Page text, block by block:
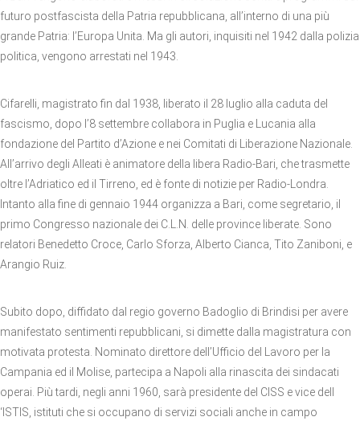
futuro postfascista della Patria repubblicana, all’interno di una più
grande Patria: l’Europa Unita. Ma gli autori, inquisiti nel 1942 dalla polizia
politica, vengono arrestati nel 1943.
Cifarelli, magistrato fin dal 1938, liberato il 28 luglio alla caduta del
fascismo, dopo l’8 settembre collabora in Puglia e Lucania alla
fondazione del Partito d’Azione e nei Comitati di Liberazione Nazionale.
All’arrivo degli Alleati è animatore della libera Radio-Bari, che trasmette
oltre l’Adriatico ed il Tirreno, ed è fonte di notizie per Radio-Londra.
Intanto alla fine di gennaio 1944 organizza a Bari, come segretario, il
primo Congresso nazionale dei C.L.N. delle province liberate. Sono
relatori Benedetto Croce, Carlo Sforza, Alberto Cianca, Tito Zaniboni, e
Arangio Ruiz.
Subito dopo, diffidato dal regio governo Badoglio di Brindisi per avere
manifestato sentimenti repubblicani, si dimette dalla magistratura con
motivata protesta. Nominato direttore dell’Ufficio del Lavoro per la
Campania ed il Molise, partecipa a Napoli alla rinascita dei sindacati
operai. Più tardi, negli anni 1960, sarà presidente del CISS e vice dell
‘ISTIS, istituti che si occupano di servizi sociali anche in campo